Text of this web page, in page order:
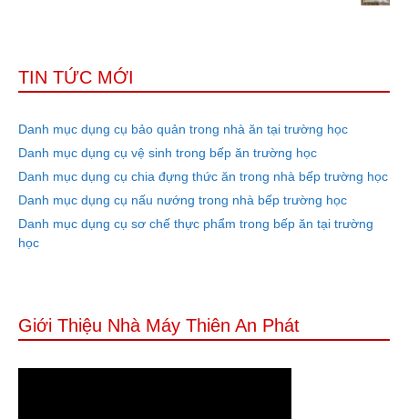
TIN TỨC MỚI
Danh mục dụng cụ bảo quản trong nhà ăn tại trường học
Danh mục dụng cụ vệ sinh trong bếp ăn trường học
Danh mục dụng cụ chia đựng thức ăn trong nhà bếp trường học
Danh mục dụng cụ nấu nướng trong nhà bếp trường học
Danh mục dụng cụ sơ chế thực phẩm trong bếp ăn tại trường
học
Giới Thiệu Nhà Máy Thiên An Phát